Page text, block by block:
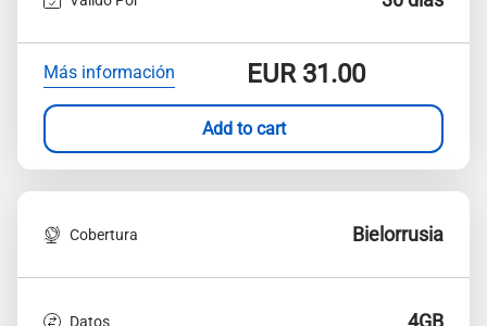
Más información EUR31.00
Add to cart
Cobertura Bielorrusia
Datos 4GB